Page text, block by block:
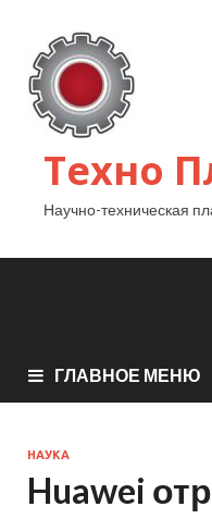
Техно
Научно-техническая
ГЛАВНОЕ МЕНЮ
НАУКА
Huawei